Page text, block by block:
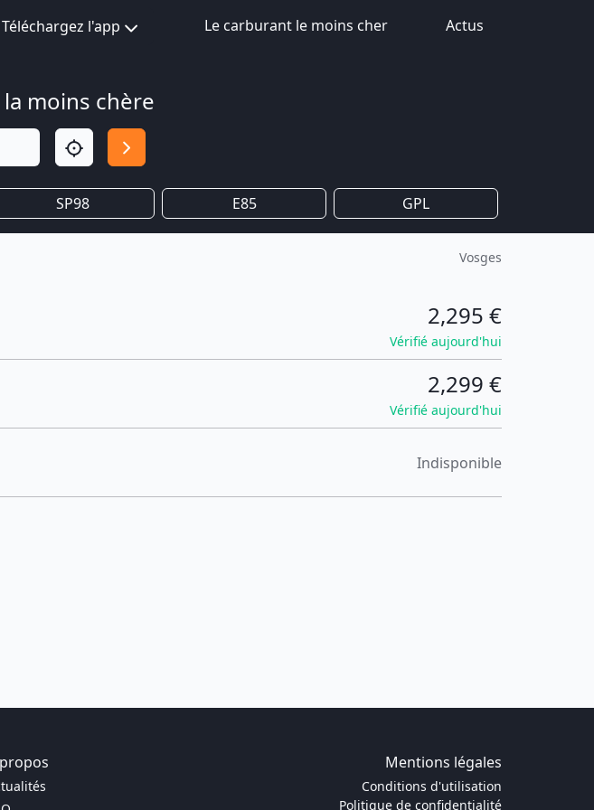
Téléchargez l'app Le carburant le moins cher Actus
moins chère
SP98 E85 GPL
Vosges
2,295 €
Vérifié aujourd'hui
2,299 €
Vérifié aujourd'hui
Indisponible
Mentions légales
Conditions d'utilisation
Politique de confidentialité